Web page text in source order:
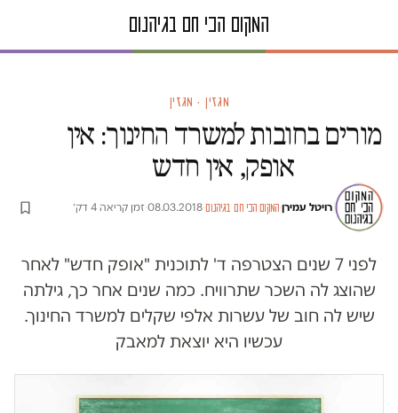
מגזין · מגזין
מורים בחובות למשרד החינוך: אין
אופק, אין חדש
רויטל עמירן·המקום הכי חם בגיהנום·
08.03.2018
·זמן קריאה 4 דק׳
לפני 7 שנים הצטרפה ד' לתוכנית "אופק חדש" לאחר
שהוצג לה השכר שתרוויח. כמה שנים אחר כך, גילתה
שיש לה חוב של עשרות אלפי שקלים למשרד החינוך.
עכשיו היא יוצאת למאבק